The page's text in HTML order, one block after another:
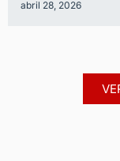
abril 28, 2026